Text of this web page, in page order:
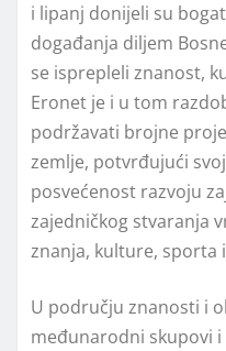
i lipanj donijeli su
događanja diljem
se isprepleli znanost,
Eronet je i u tom
podržavati brojne
zemlje, potvrđujući
posvećenost razvoju
zajedničkog stvaranja
znanja, kulture, sporta
U području znanosti i
međunarodni skupovi